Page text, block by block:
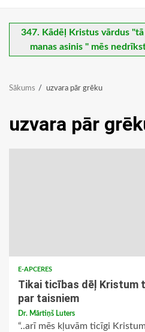
347. Kādēļ Kristus vārdus
manas asinis " mēs
Sākums uzvara pār grēku
uzvara pār
E-APCERES
Tikai ticības dēļ Kristum
par taisniem
Dr. Mārtiņš Luters
“..arī mēs kļuvām ticīgi